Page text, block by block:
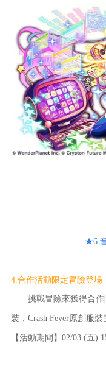
★6
4.合作活動限定冒險登場
挑戰冒險來獲得合作
裝，Crash Fever原創服
【活動期間】02/03 (五)